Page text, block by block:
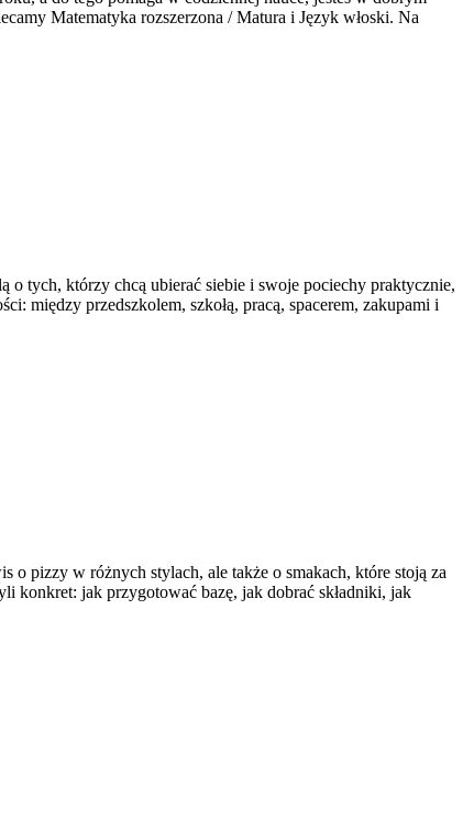
Matematyka rozszerzona / Matura i Język włoski. Na
o tych, którzy chcą ubierać siebie i swoje pociechy praktycznie,
między przedszkolem, szkołą, pracą, spacerem, zakupami i
o pizzy w różnych stylach, ale także o smakach, które stoją za
konkret: jak przygotować bazę, jak dobrać składniki, jak